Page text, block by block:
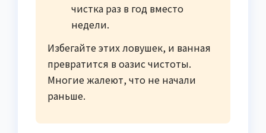
чистка раз в год вместо
недели.
Избегайте этих ловушек, и ванная
превратится в оазис чистоты.
Многие жалеют, что не начали
раньше.